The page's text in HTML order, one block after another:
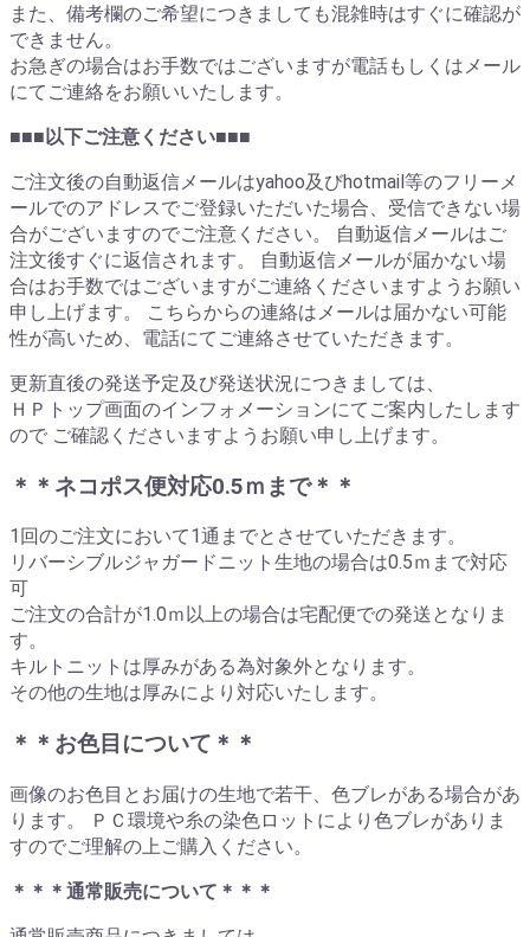
また、備考欄のご希望につきましても混雑時はすぐに確認が
できません。
お急ぎの場合はお手数ではございますが電話もしくはメール
にてご連絡をお願いいたします。
■■■以下ご注意ください■■■
ご注文後の自動返信メールはyahoo及びhotmail等のフリーメ
ールでのアドレスでご登録いただいた場合、受信できない場
合がございますのでご注意ください。 自動返信メールはご
注文後すぐに返信されます。 自動返信メールが届かない場
合はお手数ではございますがご連絡くださいますようお願い
申し上げます。 こちらからの連絡はメールは届かない可能
性が高いため、電話にてご連絡させていただきます。
更新直後の発送予定及び発送状況につきましては、
ＨＰトップ画面のインフォメーションにてご案内したします
ので ご確認くださいますようお願い申し上げます。
＊＊ネコポス便対応0.5ｍまで＊＊
1回のご注文において1通までとさせていただきます。
リバーシブルジャガードニット生地の場合は0.5ｍまで対応
可
ご注文の合計が1.0ｍ以上の場合は宅配便での発送となりま
す。
キルトニットは厚みがある為対象外となります。
その他の生地は厚みにより対応いたします。
＊＊お色目について＊＊
画像のお色目とお届けの生地で若干、色ブレがある場合があ
ります。 ＰＣ環境や糸の染色ロットにより色ブレがありま
すのでご理解の上ご購入ください。
＊＊＊通常販売について＊＊＊